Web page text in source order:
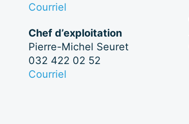
Courriel
Chef d’exploitation
Pierre-Michel Seuret
032 422 02 52
Courriel